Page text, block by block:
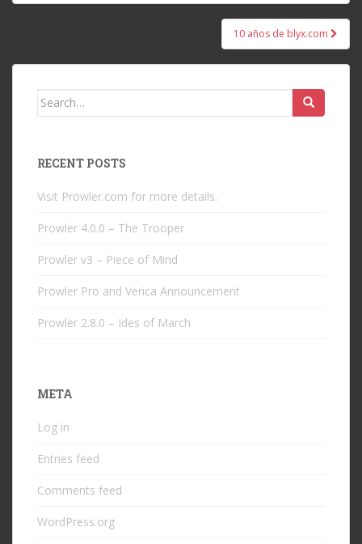
10 años de blyx.com
Search
RECENT POSTS
Visit Prowler.com for more details.
Prowler 4.0.0 – The Trooper
Prowler v3 – Piece of Mind
Prowler Pro and Verica Announcement
Prowler 2.8.0 – Ides of March
META
Log in
Entries feed
Comments feed
WordPress.org